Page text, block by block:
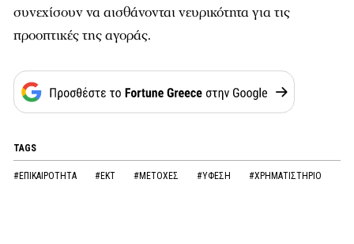
συνεχίσουν να αισθάνονται νευρικότητα για τις
προοπτικές της αγοράς.
TAGS
#ΕΠΙΚΑΙΡΟΤΗΤΑ #ΕΚΤ #ΜΕΤΟΧΕΣ #ΥΦΕΣΗ #ΧΡΗΜΑΤΙΣΤΗΡΙΟ